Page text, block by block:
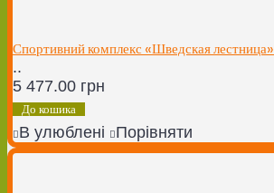
Спортивний комплекс «Шведская лестница»
..
5 477.00 грн
До кошика
В улюблені Порівняти